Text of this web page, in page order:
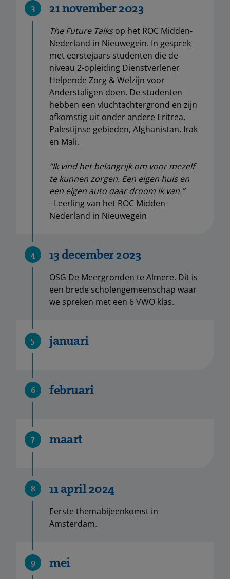
3 21 november 2023
The Future Talksop het ROC Midden-
Nederland in Nieuwegein. In gesprek
met eerstejaars studenten die de
niveau 2-opleiding Dienstverlener
Helpende Zorg & Welzijn voor
Anderstaligen doen. De studenten
hebben een vluchtachtergrond en zijn
afkomstig uit onder andere Eritrea,
Palestijnse gebieden, Afghanistan, Irak
en Mali.
“Ik vind het belangrijk om voor mezelf
te kunnen zorgen. Een eigen huis en
een eigen auto daar droom ik van.”
- Leerling van het ROC Midden-
Nederland in Nieuwegein
4 13 december 2023
OSG De Meergronden te Almere. Dit is
een brede scholengemeenschap waar
we spreken met een 6 VWO klas.
5 januari
6 februari
7 maart
8 11 april 2024
Eerste themabijeenkomst in
Amsterdam.
9 mei